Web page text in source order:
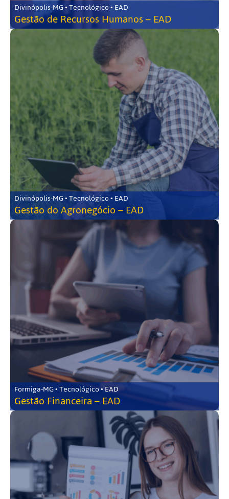
Divinópolis-MG • Tecnológico • EAD
Gestão de Recursos Humanos – EAD
Divinópolis-MG • Tecnológico • EAD
Gestão do Agronegócio – EAD
Formiga-MG • Tecnológico • EAD
Gestão Financeira – EAD